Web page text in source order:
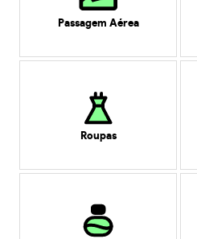
Passagem Aérea
Roupas